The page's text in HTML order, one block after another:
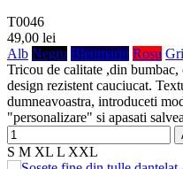
T0046
49,00 lei
Alb Negru Bleumarin Rosu
Tricou de calitate ,din
design rezistent cauciucat.
dumneavoastra, introduceti
"personalizare" si apasati
S M XL L XXL